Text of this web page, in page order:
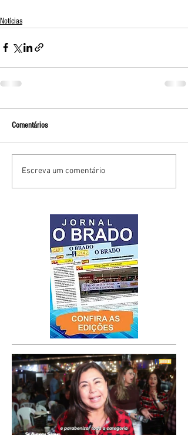
Notícias
Comentários
Escreva um comentário